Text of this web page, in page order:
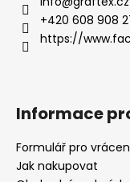
+420 608 908
https://
Informace
Formulář pro
Jak nakupovat